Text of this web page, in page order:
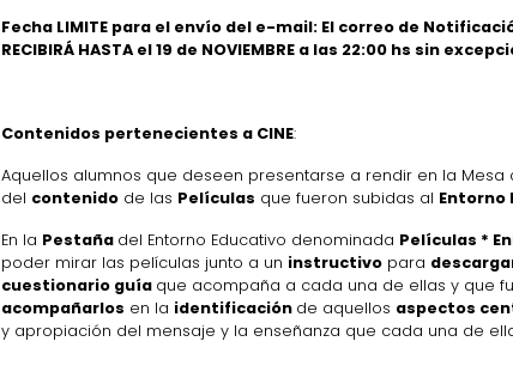
Fecha LIMITE para el envío del e-mail: El correo de
RECIBIRÁ HASTA el19 de NOVIEMBRE a las 22:00 hs sin
Contenidos pertenecientes a CINE:
Aquellos alumnos que deseen presentarse a rendir en la Mesa
del contenido de las Películas que fueron subidas al Entorno
En la Pestaña del Entorno Educativo denominada Películas *
poder mirar las películas junto a un instructivo para
cuestionario guía que acompaña a cada una de ellas y que
acompañarlos en la identificación de aquellos aspectos
y apropiación del mensaje y la enseñanza que cada una de